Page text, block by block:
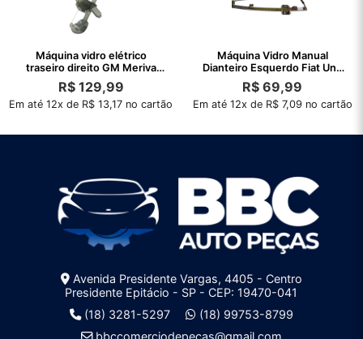
Máquina vidro elétrico
traseiro direito GM Meriva
2002/2012
R$129,99
Em até 12x de R$ 13,17 no cartão
Máquina Vidro Manual
Dianteiro Esquerdo Fiat Uno
Fiorino
R$ 69,99
Em até 12x de R$ 7,09 no cartão
Avenida Presidente Vargas, 4405 - Centro
Presidente Epitácio - SP - CEP: 19470-041
(18) 3281-5297
(18) 99753-8799